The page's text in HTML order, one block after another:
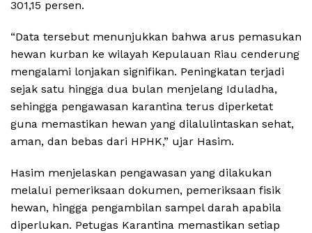
301,15 persen.
“Data tersebut menunjukkan bahwa arus pemasukan
hewan kurban ke wilayah Kepulauan Riau cenderung
mengalami lonjakan signifikan. Peningkatan terjadi
sejak satu hingga dua bulan menjelang Iduladha,
sehingga pengawasan karantina terus diperketat
guna memastikan hewan yang dilalulintaskan sehat,
aman, dan bebas dari HPHK,” ujar Hasim.
Hasim menjelaskan pengawasan yang dilakukan
melalui pemeriksaan dokumen, pemeriksaan fisik
hewan, hingga pengambilan sampel darah apabila
diperlukan. Petugas Karantina memastikan setiap